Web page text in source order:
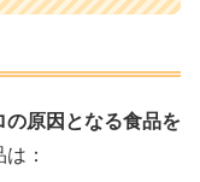
の原因となる食品を
：